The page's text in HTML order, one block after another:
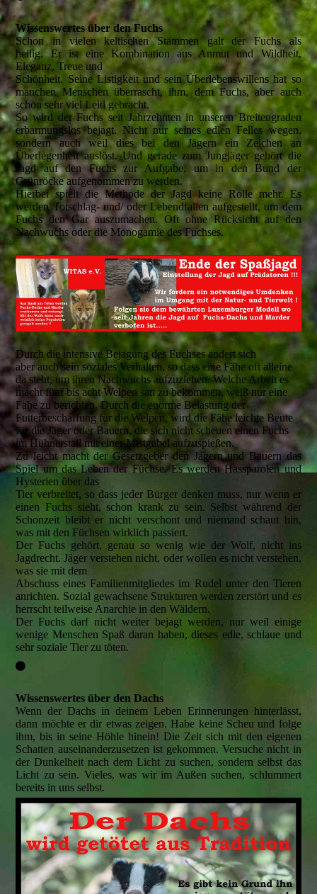
Wissenswertes über den Fuchs
Schon in vielen keltischen Stämmen galt der Fuchs als
heilig. Er ist eine Kombination aus Anmut und Wildheit,
Eleganz, Treue und
Schönheit. Seine Listigkeit und sein Überlebenswillens hat so
manchen Menschen überrascht, ihm, dem Fuchs, aber auch
schon sehr viel Leid gebracht.
So wird der Fuchs seit Jahrzehnten in unseren Breitengraden
erbarmungslos bejagt. Nicht nur seines edlen Felles wegen,
sondern auch weil dies bei den Jägern ein Zeichen an
Überlegenheit auslöst. Und gerade zum Jungjäger gehört die
Jagd auf den Fuchs zur Aufgabe, um in den Bund der
Grünröcke aufgenommen zu werden.
Hierbei spielt die Methode der Jagd keine Rolle mehr. Es
werden Totschlag- und/ oder Lebendfallen aufgestellt, um dem
Fuchs den Gar auszumachen. Oft ohne Rücksicht auf den
Nachwuchs oder die Monogamie des Fuchses.
Durch die intensive Bejagung des Fuchses ändert sich
aber auch sein soziales Verhalten, so dass eine Fähe oft alleine
da steht, um ihren Nachwuchs aufzuziehen. Welche Arbeit es
macht fünf bis acht Welpen satt zu bekommen, weiß nur eine
Fähe zu berichten. Durch die enorme Belastung der
Futterbeschaffung für die Welpen, wird die Fähe leichte Beute
für die Jäger oder Bauern, die sich nicht scheuen einen Fuchs
im Hühnerstall mit einer Mistgabel aufzuspießen.
Zu leicht macht der Gesetzgeber den Jägern und Bauern das
Spiel um das Leben der Füchse. Es werden Hassparolen und
Hysterien über das
Tier verbreitet, so dass jeder Bürger denken muss, nur wenn er
einen Fuchs sieht, schon krank zu sein. Selbst während der
Schonzeit bleibt er nicht verschont und niemand schaut hin,
was mit den Füchsen wirklich passiert.
Der Fuchs gehört, genau so wenig wie der Wolf, nicht ins
Jagdrecht. Jäger verstehen nicht, oder wollen es nicht verstehen,
was sie mit dem
Abschuss eines Familienmitgliedes im Rudel unter den Tieren
anrichten. Sozial gewachsene Strukturen werden zerstört und es
herrscht teilweise Anarchie in den Wäldern.
Der Fuchs darf nicht weiter bejagt werden, nur weil einige
wenige Menschen Spaß daran haben, dieses edle, schlaue und
sehr soziale Tier zu töten.
Wissenswertes über den Dachs
Wenn der Dachs in deinem Leben Erinnerungen hinterlässt,
dann möchte er dir etwas zeigen. Habe keine Scheu und folge
ihm, bis in seine Höhle hinein! Die Zeit sich mit den eigenen
Schatten auseinanderzusetzen ist gekommen. Versuche nicht in
der Dunkelheit nach dem Licht zu suchen, sondern selbst das
Licht zu sein. Vieles, was wir im Außen suchen, schlummert
bereits in uns selbst.